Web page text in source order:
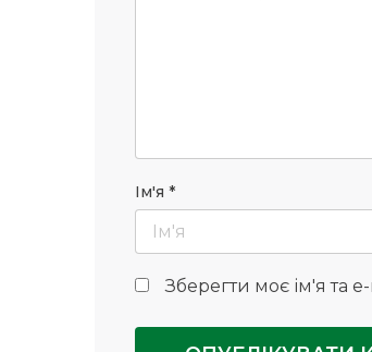
Ім'я *
Зберегти моє ім'я та